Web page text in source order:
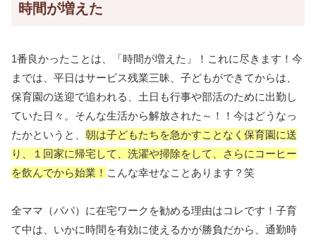
時間が増えた
1番良かったことは、「時間が増えた」！これに尽きます！今
までは、平日はサービス残業三昧、子どもができてからは、
保育園の送迎で追われる、土日も行事や部活のために出勤し
ていた日々。そんな生活から解放された～！！今はどうなっ
たかというと、 朝は子どもたちを急かすことなく保育園に送
り、１回家に帰宅して、洗濯や掃除をして、さらにコーヒー
を飲んでから始業！ こんな幸せなことあります？笑
全ママ（パパ）に在宅ワークを勧める理由はコレです！子育
て中は、いかに時間を有効に使えるかが勝負だから、通勤時